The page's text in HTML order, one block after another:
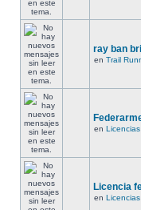
ray ban
en Trail
en
Licencia
en